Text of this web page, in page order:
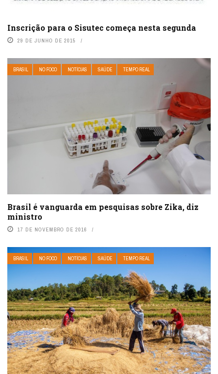
Inscrição para o Sisutec começa nesta segunda
29 DE JUNHO DE 2015
BRASIL NO FOCO NOTÍCIAS SAÚDE TEMPO REAL
Brasil é vanguarda em pesquisas sobre Zika, diz
ministro
17 DE NOVEMBRO DE 2016
BRASIL NO FOCO NOTÍCIAS SAÚDE TEMPO REAL